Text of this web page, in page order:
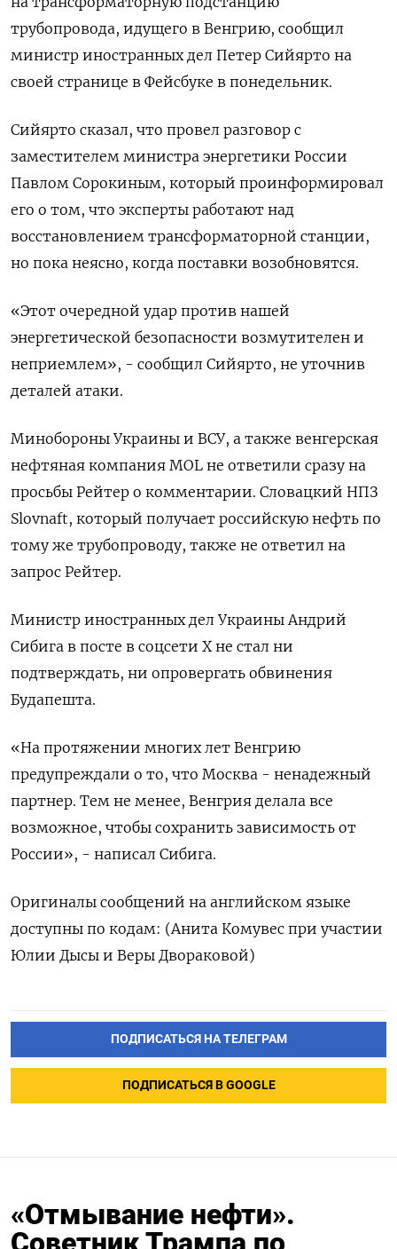
трубопровода, идущего в Венгрию, сообщил
министр иностранных дел Петер Сийярто на
своей странице в Фейсбуке в понедельник.
Сийярто сказал, что провел разговор с
заместителем министра энергетики России
Павлом Сорокиным, который проинформировал
его о том, что эксперты работают над
восстановлением трансформаторной станции,
но пока неясно, когда поставки возобновятся.
«Этот очередной удар против нашей
энергетической безопасности возмутителен и
неприемлем», - сообщил Сийярто, не уточнив
деталей атаки.
Минобороны Украины и ВСУ, а также венгерская
нефтяная компания MOL не ответили сразу на
просьбы Рейтер о комментарии. Словацкий НПЗ
Slovnaft, который получает российскую нефть по
тому же трубопроводу, также не ответил на
запрос Рейтер.
Министр иностранных дел Украины Андрий
Сибига в посте в соцсети X не стал ни
подтверждать, ни опровергать обвинения
Будапешта.
«На протяжении многих лет Венгрию
предупреждали о то, что Москва - ненадежный
партнер. Тем не менее, Венгрия делала все
возможное, чтобы сохранить зависимость от
России», - написал Сибига.
Оригиналы сообщений на английском языке
доступны по кодам: (Анита Комувес при участии
Юлии Дысы и Веры Двораковой)
ПОДПИСАТЬСЯ НА ТЕЛЕГРАМ
ПОДПИСАТЬСЯ В GOOGLE
«Отмывание нефти».